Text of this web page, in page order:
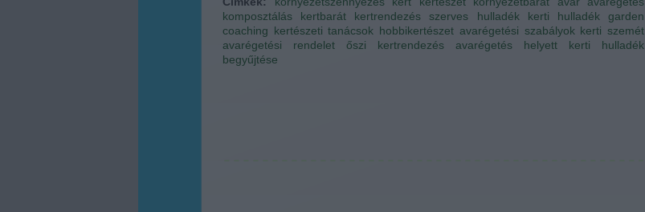
komposztálás
kertbarát kertrendezés szerves hulladék kerti hulladék
garden
coaching kertészeti tanácsok hobbikertészet avarégetési szabályok kerti szemét
avarégetési rendelet
őszi kertrendezés avarégetés helyett
kerti hulladék
begyűjtése